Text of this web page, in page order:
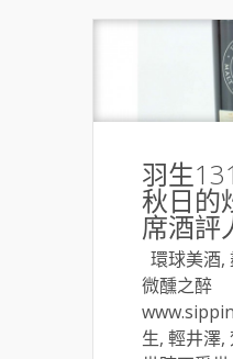
羽生
秋日的
席酒評
環球美酒
微醺之醉
生, 輕井澤,